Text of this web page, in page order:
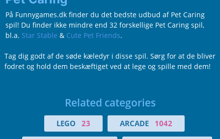
På Funnygames.dk finder du det bedste udbud af Pet Caring
spil! Du finder ikke mindre end 32 forskellige Pet Caring spil,
bl.a. Star Stable & Cute Pet Friends.
Tag dig godt af de søde kæledyr i disse spil. Sørg for at de bliver
fodret og hold dem beskæftiget ved at lege og spille med dem!
Related categories
LEGO 23 ARCADE 1042